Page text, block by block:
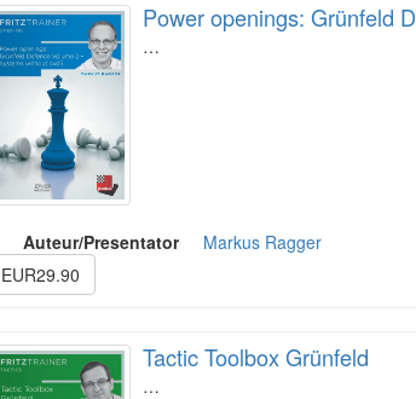
Power openings: Grünfeld
…
Auteur/Presentator
Markus Ragger
EUR29.90
Tactic Toolbox Grünfeld
…